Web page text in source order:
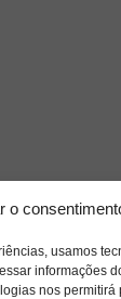
o
usamos
informações
nos permitirá